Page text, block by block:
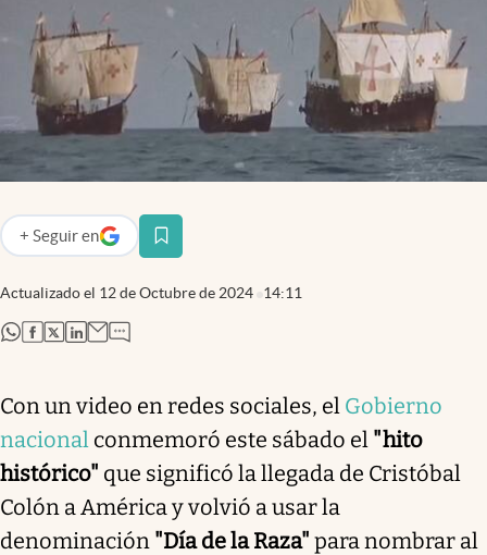
El Cronista Studio
Mediakit
abre en nueva pestaña
Argentina
Actualizado el 12 de Octubre de 2024 14:11
+ Seguir en
abre en nueva pestaña
abre en nueva pestaña
abre en nueva pestaña
abre en nueva pestaña
abre en nueva pestaña
Con un video en redes sociales, el Gobierno
nacional conmemoró este sábado el "hito
histórico" que significó la llegada de Cristóbal
Colón a América y volvió a usar la
denominación "Día de la Raza" para nombrar al